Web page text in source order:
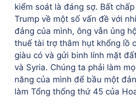
kiểm soát là đáng sợ. Bất
Trump về một số vấn đề với
đảng của mình, ông vẫn ủng
thuế tài trợ thâm hụt khổng lồ
giàu có và gửi binh lính mặt
và Syria. Chúng ta phải làm
năng của mình để bầu một
làm Tổng thống thứ 45 của